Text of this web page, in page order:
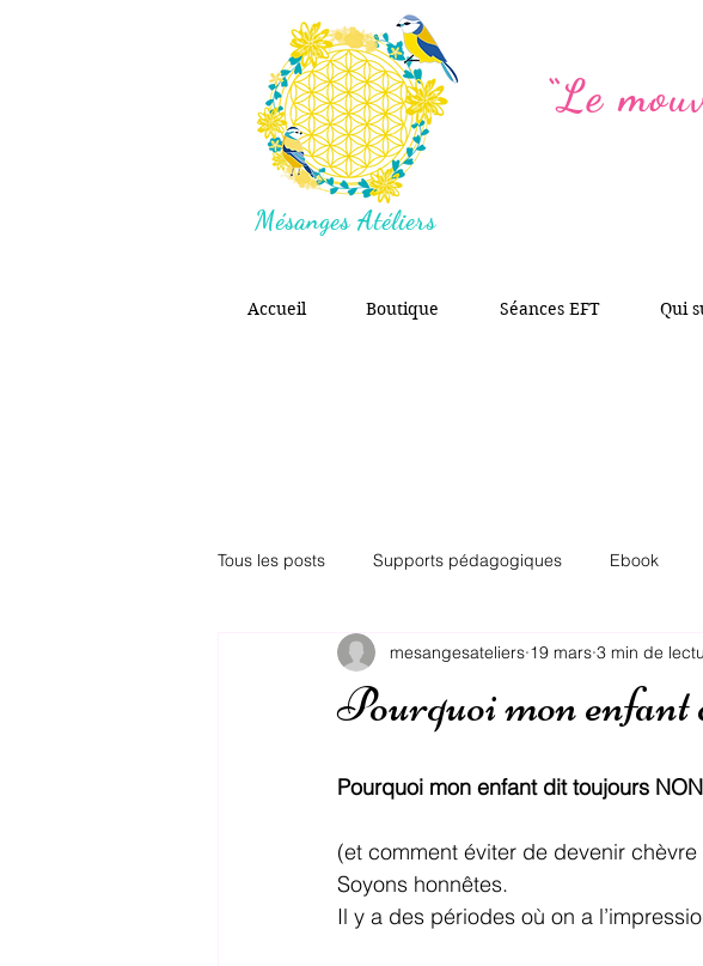
“Le
Mésanges Atéliers
Accueil Boutique Séances EFT Qui
Tous les posts Supports pédagogiques Ebook
Adolescents TDAH Parentalité positive
Pourquoi mon
mesangesateliers 19 mars 3 min de
Pourquoi mon enfant dit toujours
(et comment éviter de devenir chèvre
Soyons honnêtes.
Il y a des périodes où on a